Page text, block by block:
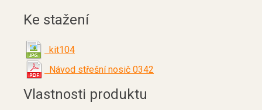
Ke stažení
kit104
Návod střešní nosič 0342
Vlastnosti produktu